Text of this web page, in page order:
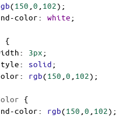
(150 0 102);
color: white;
{
: 3px;
: solid;
: rgb(150 0 102);
{
color: rgb(150 0 102);